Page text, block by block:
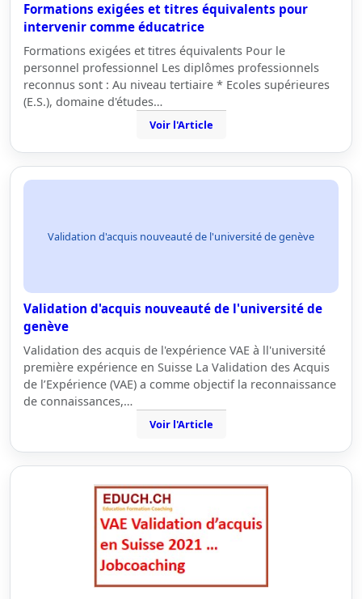
Formations exigées et titres équivalents pour
intervenir comme éducatrice
Formations exigées et titres équivalents Pour le
personnel professionnel Les diplômes professionnels
reconnus sont : Au niveau tertiaire * Ecoles supérieures
(E.S.), domaine d'études…
Voir l'Article
Validation d'acquis nouveauté de l'université de genève
Validation d'acquis nouveauté de l'université de
genève
Validation des acquis de l'expérience VAE à ll'université
première expérience en Suisse La Validation des Acquis
de l’Expérience (VAE) a comme objectif la reconnaissance
de connaissances,…
Voir l'Article